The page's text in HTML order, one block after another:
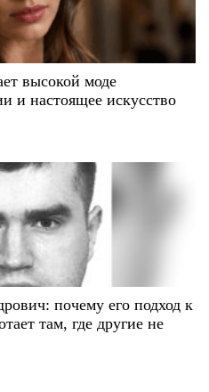
высокой моде
и настоящее искусство
почему его подход к
там, где другие не